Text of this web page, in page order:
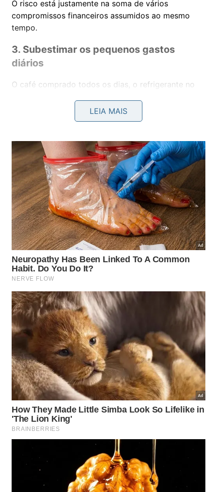
O risco está justamente na soma de vários
compromissos financeiros assumidos ao mesmo
tempo.
3. Subestimar os pequenos gastos
diários
O café comprado todos os dias, o refrigerante no
de entrega parecem ter pouco impacto quando
analisados separadamente.
representar milhares de reais ao longo de um ano.
Isso não significa abrir mão de todos os pequenos
prazeres, mas entender quanto eles pesam no
orçamento e decidir conscientemente quais
realmente fazem sentido.
4. Deixar o dinheiro sem rendimento
Guardar dinheiro é importante, mas deixá-lo parado
em uma conta que não oferece rentabilidade pode
significar perda de poder de compra com o passar
LEIA MAIS